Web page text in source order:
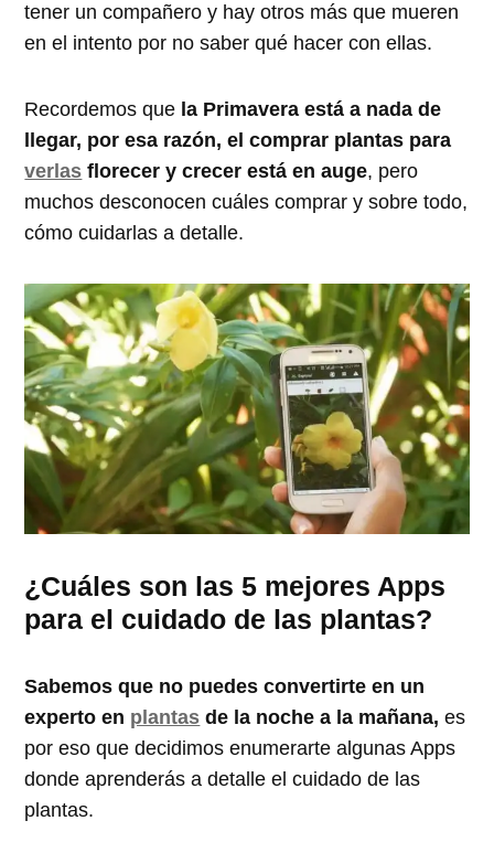
tener un compañero y hay otros más que mueren
en el intento por no saber qué hacer con ellas.
Recordemos que la Primavera está a nada de
llegar, por esa razón, el comprar plantas para
verlas florecer y crecer está en auge, pero
muchos desconocen cuáles comprar y sobre todo,
cómo cuidarlas a detalle.
¿Cuáles son las 5 mejores Apps
para el cuidado de las plantas?
Sabemos que no puedes convertirte en un
experto en plantas de la noche a la mañana, es
por eso que decidimos enumerarte algunas Apps
donde aprenderás a detalle el cuidado de las
plantas.